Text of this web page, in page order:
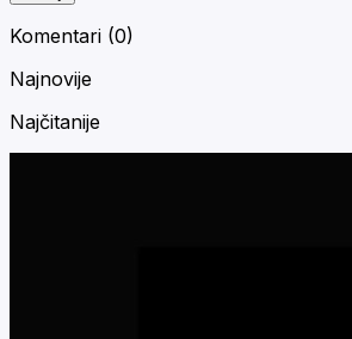
Komentari (0)
Najnovije
Najčitanije